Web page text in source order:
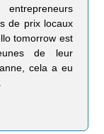
de prix locaux
tomorrow est
de leur
cela a eu